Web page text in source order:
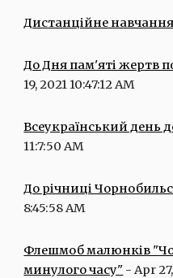
Дистанційне навчання
До Дня пам'яті жертв
19, 2021 10:47:12 AM
Всеукраїнський день
11:7:50 AM
До річниці
8:45:58 AM
Флешмоб малюнків
минулого часу" - Apr